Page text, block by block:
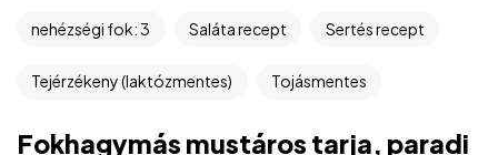
nehézségi fok: 3 Saláta recept Sertés recept
Tejérzékeny (laktózmentes) Tojásmentes
Fokhagymás mustáros tarja, paradi